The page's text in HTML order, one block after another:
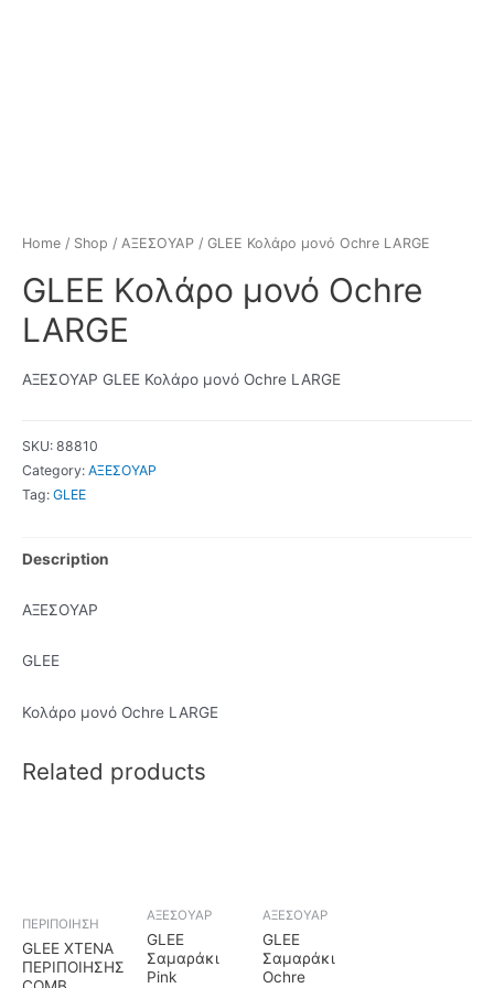
Home / Shop / ΑΞΕΣΟΥΑΡ / GLEE Κολάρο μονό Ochre LARGE
GLEE Κολάρο μονό Ochre
LARGE
ΑΞΕΣΟΥΑΡ GLEE Κολάρο μονό Ochre LARGE
SKU: 88810
Category: ΑΞΕΣΟΥΑΡ
Tag: GLEE
Description
ΑΞΕΣΟΥΑΡ
GLEE
Κολάρο μονό Ochre LARGE
Related products
ΠΕΡΙΠΟΙΗΣΗ
GLEE ΧΤΕΝΑ
ΠΕΡΙΠΟΙΗΣΗΣ
ΑΞΕΣΟΥΑΡ
GLEE
Σαμαράκι
Pink
ΑΞΕΣΟΥΑΡ
GLEE
Σαμαράκι
Ochre